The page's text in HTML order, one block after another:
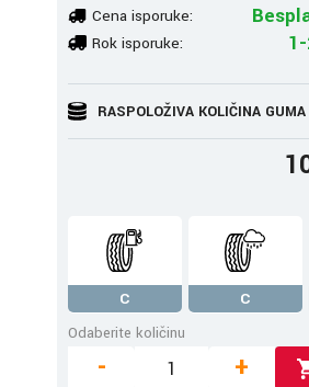
Cena isporuke:
Rok isporuke:
RASPOLOŽIVA KOLIČINA GUMA
C C
Odaberite količinu
- +